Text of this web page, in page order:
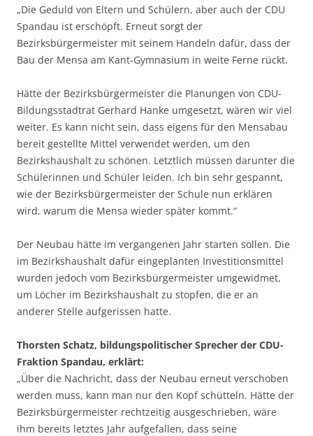
„Die Geduld von Eltern und Schülern, aber auch der CDU
Spandau ist erschöpft. Erneut sorgt der
Bezirksbürgermeister mit seinem Handeln dafür, dass der
Bau der Mensa am Kant-Gymnasium in weite Ferne rückt.
Hätte der Bezirksbürgermeister die Planungen von CDU-
Bildungsstadtrat Gerhard Hanke umgesetzt, wären wir viel
weiter. Es kann nicht sein, dass eigens für den Mensabau
bereit gestellte Mittel verwendet werden, um den
Bezirkshaushalt zu schönen. Letztlich müssen darunter die
Schülerinnen und Schüler leiden. Ich bin sehr gespannt,
wie der Bezirksbürgermeister der Schule nun erklären
wird, warum die Mensa wieder später kommt.“
Der Neubau hätte im vergangenen Jahr starten sollen. Die
im Bezirkshaushalt dafür eingeplanten Investitionsmittel
wurden jedoch vom Bezirksbürgermeister umgewidmet,
um Löcher im Bezirkshaushalt zu stopfen, die er an
anderer Stelle aufgerissen hatte.
Thorsten Schatz, bildungspolitischer Sprecher der CDU-
Fraktion Spandau, erklärt:
„Über die Nachricht, dass der Neubau erneut verschoben
werden muss, kann man nur den Kopf schütteln. Hätte der
Bezirksbürgermeister rechtzeitig ausgeschrieben, wäre
ihm bereits letztes Jahr aufgefallen, dass seine